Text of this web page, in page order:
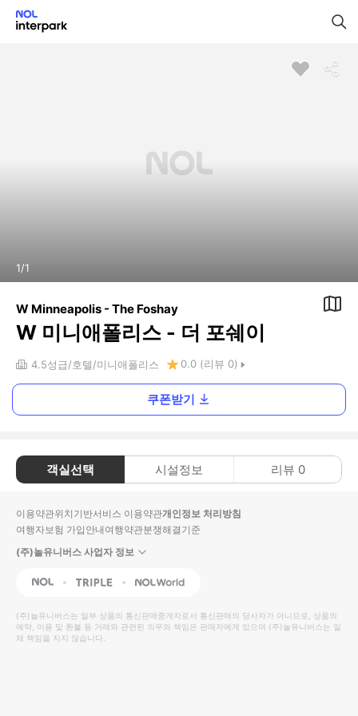
1/1
W Minneapolis - The Foshay
W 미니애폴리스 - 더 포쉐이
4.5성급 호텔 미니애폴리스 0.0 (리뷰 0)
쿠폰받기
객실선택 시설정보 리뷰 0
이용약관위치기반서비스 이용약관개인정보 처리방침
여행자보험 가입안내여행약관분쟁해결기준
(주)놀유니버스 사업자 정보
NOL Triple Interpark Global
(주)놀유니버스는 일부 상품의 통신판매중개자로서 통신판매의 당사자가 아니므로, 상품의
예약, 이용 및 환불 등 거래와 관련된 의무와 책임은 판매자에게 있으며 (주)놀유니버스는 일
체 책임을 지지 않습니다.